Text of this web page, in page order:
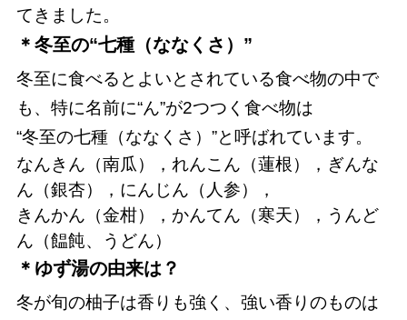
てきました。
＊冬至の“七種（ななくさ）”
冬至に食べるとよいとされている食べ物の中で
も、特に名前に“ん”が2つつく食べ物は
“冬至の七種（ななくさ）”と呼ばれています。
なんきん（南瓜），れんこん（蓮根），ぎんな
ん（銀杏），にんじん（人参），
きんかん（金柑），かんてん（寒天），うんど
ん（饂飩、うどん）
＊ゆず湯の由来は？
冬が旬の柚子は香りも強く、強い香りのものは